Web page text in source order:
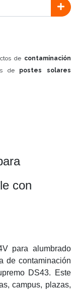
de contaminación
de postes solares
con
para alumbrado
de contaminación
DS43. Este
campus, plazas,